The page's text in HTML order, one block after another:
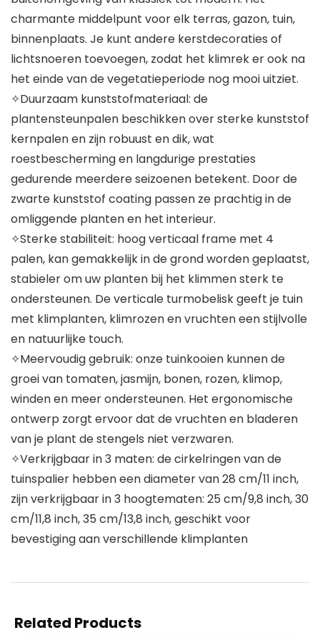
charmante middelpunt voor elk terras, gazon, tuin,
binnenplaats. Je kunt andere kerstdecoraties of
lichtsnoeren toevoegen, zodat het klimrek er ook na
het einde van de vegetatieperiode nog mooi uitziet.
✧Duurzaam kunststofmateriaal: de
plantensteunpalen beschikken over sterke kunststof
kernpalen en zijn robuust en dik, wat
roestbescherming en langdurige prestaties
gedurende meerdere seizoenen betekent. Door de
zwarte kunststof coating passen ze prachtig in de
omliggende planten en het interieur.
✧Sterke stabiliteit: hoog verticaal frame met 4
palen, kan gemakkelijk in de grond worden geplaatst,
stabieler om uw planten bij het klimmen sterk te
ondersteunen. De verticale turmobelisk geeft je tuin
met klimplanten, klimrozen en vruchten een stijlvolle
en natuurlijke touch.
✧Meervoudig gebruik: onze tuinkooien kunnen de
groei van tomaten, jasmijn, bonen, rozen, klimop,
winden en meer ondersteunen. Het ergonomische
ontwerp zorgt ervoor dat de vruchten en bladeren
van je plant de stengels niet verzwaren.
✧Verkrijgbaar in 3 maten: de cirkelringen van de
tuinspalier hebben een diameter van 28 cm/11 inch,
zijn verkrijgbaar in 3 hoogtematen: 25 cm/9,8 inch, 30
cm/11,8 inch, 35 cm/13,8 inch, geschikt voor
bevestiging aan verschillende klimplanten
Related Products